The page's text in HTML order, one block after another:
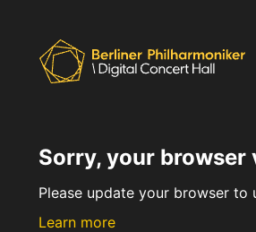
Sorry, your
Please update your browser
Learn more